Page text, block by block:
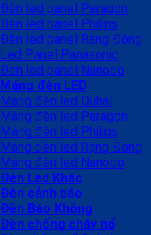
Đèn led panel Paragon
Đèn led panel Philips
Đèn led panel Rạng Đông
Led Panel Panasonic
Đèn led panel Nanoco
Máng đèn LED
Máng đèn led Duhal
Máng đèn led Paragon
Máng đèn led Philips
Máng đèn led Rạng Đông
Máng đèn led Nanoco
Đèn Led Khác
Đèn cảnh báo
Đèn Báo Không
Đèn chống cháy nổ